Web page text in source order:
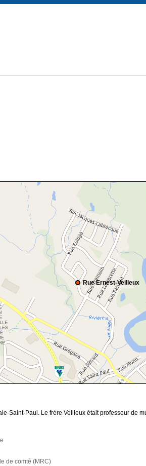
Rue Ernest-Veilleux
Saint-Paul. Le frère Veilleux était professeur de
de comté (MRC)